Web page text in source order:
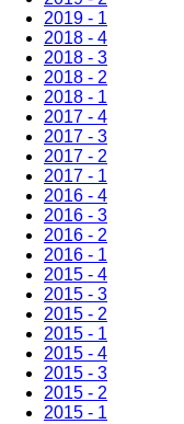
2019 - 1
2018 - 4
2018 - 3
2018 - 2
2018 - 1
2017 - 4
2017 - 3
2017 - 2
2017 - 1
2016 - 4
2016 - 3
2016 - 2
2016 - 1
2015 - 4
2015 - 3
2015 - 2
2015 - 1
2015 - 4
2015 - 3
2015 - 2
2015 - 1